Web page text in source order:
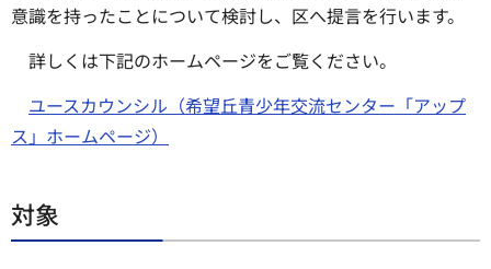
意識を持ったことについて検討し、区へ提言を行います。
詳しくは下記のホームページをご覧ください。
ユースカウンシル（希望丘青少年交流センター「アップ
ス」ホームページ）
対象